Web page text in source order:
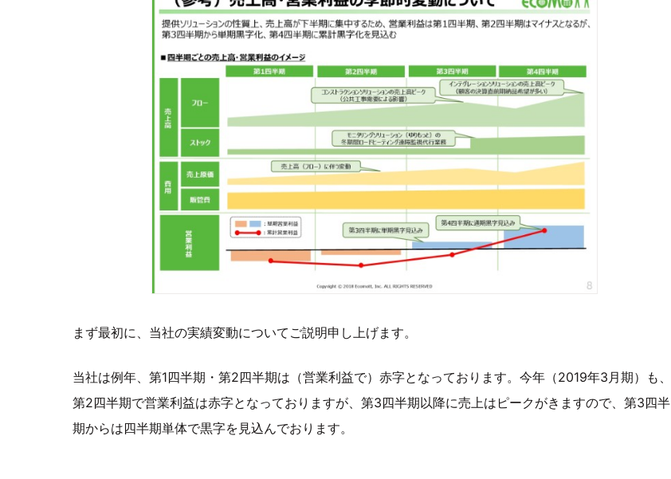
まず最初に、当社の実績変動についてご説明申し上げます。
当社は例年、第1四半期・第2四半期は（営業利益で）赤字となっております。今年（2019年3月期）も、
第2四半期で営業利益は赤字となっておりますが、第3四半期以降に売上はピークがきますので、第3四半
期からは四半期単体で黒字を見込んでおります。